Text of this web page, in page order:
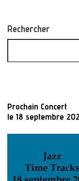
Rechercher
Prochain Concert
le 18 septembre